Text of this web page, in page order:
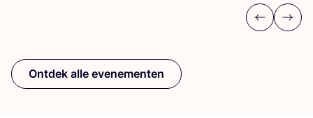
Schrijf je in op onze nieuwsbrief